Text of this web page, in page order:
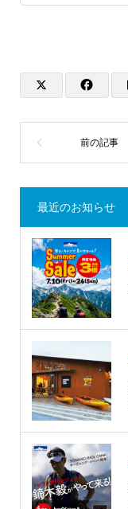
最近のお知らせ